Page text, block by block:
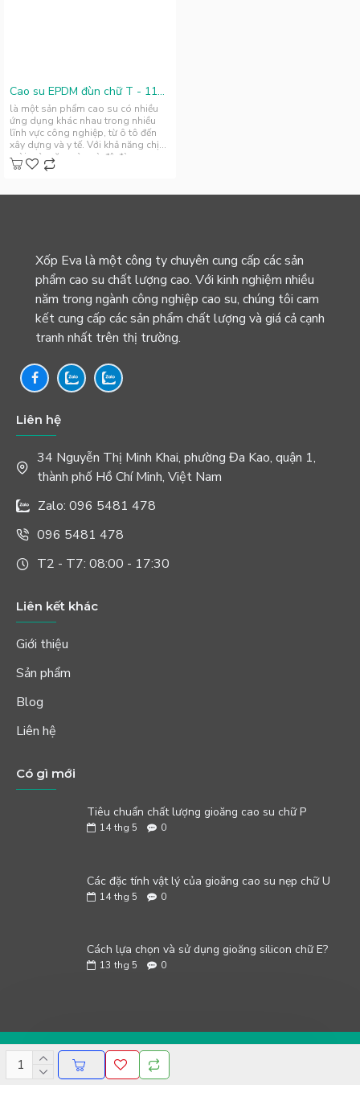
Cao su EPDM đùn chữ T - 110mm x 110mm
là một sản phẩm cao su có nhiều
ứng dụng khác nhau trong nhiều
lĩnh vực công nghiệp, từ ô tô đến
xây dựng và y tế. Với khả năng chịu
mài mòn, ăn mòn và độ đàn ..
Xốp Eva là một công ty chuyên cung cấp các sản
phẩm cao su chất lượng cao. Với kinh nghiệm nhiều
năm trong ngành công nghiệp cao su, chúng tôi cam
kết cung cấp các sản phẩm chất lượng và giá cả cạnh
tranh nhất trên thị trường.
Liên hệ
34 Nguyễn Thị Minh Khai, phường Đa Kao, quận 1,
thành phố Hồ Chí Minh, Việt Nam
Zalo: 096 5481 478
096 5481 478
T2 - T7: 08:00 - 17:30
Liên kết khác
Giới thiệu
Sản phẩm
Blog
Liên hệ
Có gì mới
Tiêu chuẩn chất lượng gioăng cao su chữ P
14 thg 5 0
Các đặc tính vật lý của gioăng cao su nẹp chữ U
14 thg 5 0
Cách lựa chọn và sử dụng gioăng silicon chữ E?
13 thg 5 0
Copyright © 2023 Thái Dương Rubber. All rights reserved.